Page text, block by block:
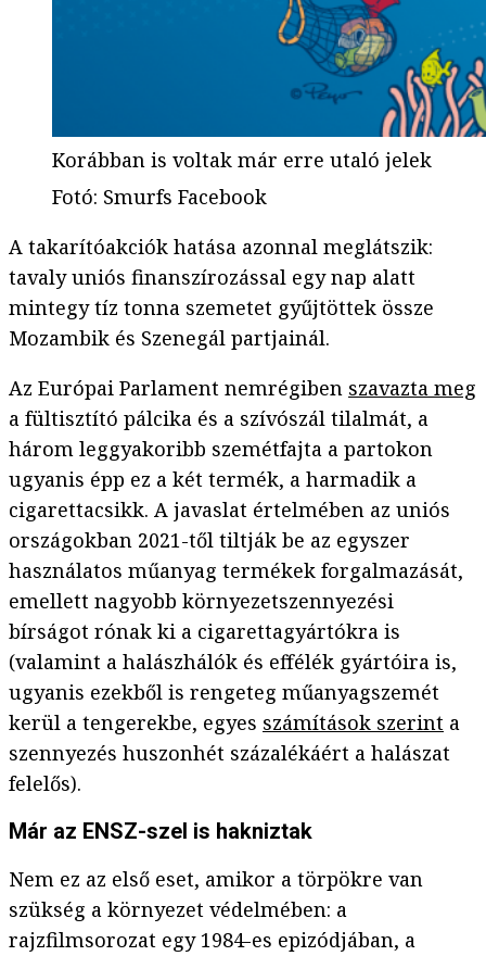
Korábban is voltak már erre utaló jelek
Fotó: Smurfs Facebook
A takarítóakciók hatása azonnal meglátszik:
tavaly uniós finanszírozással egy nap alatt
mintegy tíz tonna szemetet gyűjtöttek össze
Mozambik és Szenegál partjainál.
Az Európai Parlament nemrégiben szavazta meg
a fültisztító pálcika és a szívószál tilalmát, a
három leggyakoribb szemétfajta a partokon
ugyanis épp ez a két termék, a harmadik a
cigarettacsikk. A javaslat értelmében az uniós
országokban 2021-től tiltják be az egyszer
használatos műanyag termékek forgalmazását,
emellett nagyobb környezetszennyezési
bírságot rónak ki a cigarettagyártókra is
(valamint a halászhálók és effélék gyártóira is,
ugyanis ezekből is rengeteg műanyagszemét
kerül a tengerekbe, egyes számítások szerint a
szennyezés huszonhét százalékáért a halászat
felelős).
Már az ENSZ-szel is hakniztak
Nem ez az első eset, amikor a törpökre van
szükség a környezet védelmében: a
rajzfilmsorozat egy 1984-es epizódjában, a